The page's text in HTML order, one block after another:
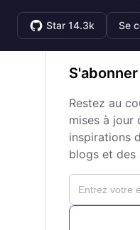
Star 14.3k Se
Restez au
mises à jour
inspirations
blogs et des